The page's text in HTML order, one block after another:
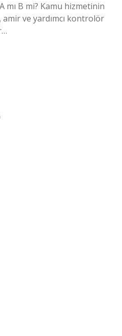
mı B mi? Kamu hizmetinin
ve yardımcı kontrolör